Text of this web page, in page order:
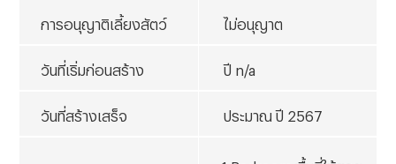
การอนุญาติเลี้ยงสัตว์ ไม่อนุญาต
วันที่เริ่มก่อนสร้าง ปี n/a
วันที่สร้างเสร็จ ประมาณ ปี 2567